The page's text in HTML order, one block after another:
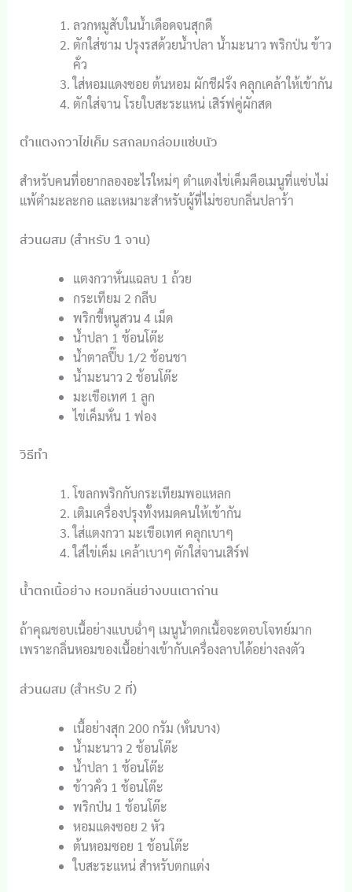
ลวกหมูสับในน้ำเดือดจนสุกดี
ตักใส่ชาม ปรุงรสด้วยน้ำปลา น้ำมะนาว พริกป่น ข้าว
คั่ว
ใส่หอมแดงซอย ต้นหอม ผักชีฝรั่ง คลุกเคล้าให้เข้ากัน
ตักใส่จาน โรยใบสะระแหน่ เสิร์ฟคู่ผักสด
ตำแตงกวาไข่เค็ม รสกลมกล่อมแซ่บนัว
สำหรับคนที่อยากลองอะไรใหม่ๆ ตำแตงไข่เค็มคือเมนูที่แซ่บไม่
แพ้ตำมะละกอ และเหมาะสำหรับผู้ที่ไม่ชอบกลิ่นปลาร้า
ส่วนผสม (สำหรับ 1 จาน)
แตงกวาหั่นแฉลบ 1 ถ้วย
กระเทียม 2 กลีบ
พริกขี้หนูสวน 4 เม็ด
น้ำปลา 1 ช้อนโต๊ะ
น้ำตาลปี๊บ 1/2 ช้อนชา
น้ำมะนาว 2 ช้อนโต๊ะ
มะเขือเทศ 1 ลูก
ไข่เค็มหั่น 1 ฟอง
วิธีทำ
โขลกพริกกับกระเทียมพอแหลก
เติมเครื่องปรุงทั้งหมดคนให้เข้ากัน
ใส่แตงกวา มะเขือเทศ คลุกเบาๆ
ใส่ไข่เค็ม เคล้าเบาๆ ตักใส่จานเสิร์ฟ
น้ำตกเนื้อย่าง หอมกลิ่นย่างบนเตาถ่าน
ถ้าคุณชอบเนื้อย่างแบบฉ่ำๆ เมนูน้ำตกเนื้อจะตอบโจทย์มาก
เพราะกลิ่นหอมของเนื้อย่างเข้ากับเครื่องลาบได้อย่างลงตัว
ส่วนผสม (สำหรับ 2 ที่)
เนื้อย่างสุก 200 กรัม (หั่นบาง)
น้ำมะนาว 2 ช้อนโต๊ะ
น้ำปลา 1 ช้อนโต๊ะ
ข้าวคั่ว 1 ช้อนโต๊ะ
พริกป่น 1 ช้อนโต๊ะ
หอมแดงซอย 2 หัว
ต้นหอมซอย 1 ช้อนโต๊ะ
ใบสะระแหน่ สำหรับตกแต่ง